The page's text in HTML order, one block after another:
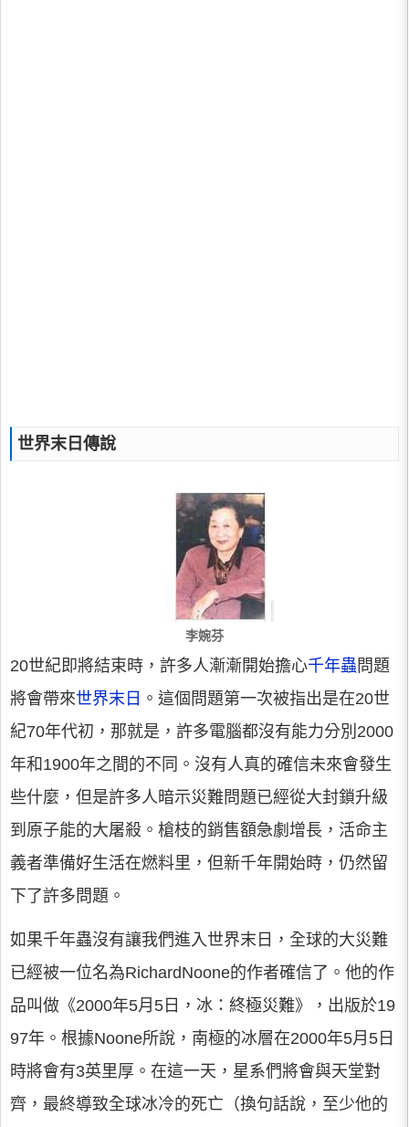
世界末日傳說
李婉芬
20世紀即將結束時，許多人漸漸開始擔心千年蟲 問題
將會帶來世界末日 。這個問題第一次被指出是在20世
紀70年代初，那就是，許多電腦都沒有能力分別2000
年和1900年之間的不同。沒有人真的確信未來會發生
些什麼，但是許多人暗示災難問題已經從大封鎖升級
到原子能的大屠殺。槍枝的銷售額急劇增長，活命主
義者準備好生活在燃料里，但新千年開始時，仍然留
下了許多問題。
如果千年蟲沒有讓我們進入世界末日，全球的大災難
已經被一位名為RichardNoone的作者確信了。他的作
品叫做《2000年5月5日，冰：終極災難》，出版於19
97年。根據Noone所說，南極的冰層在2000年5月5日
時將會有3英里厚。在這一天，星系們將會與天堂對
齊，最終導致全球冰冷的死亡（換句話說，至少他的